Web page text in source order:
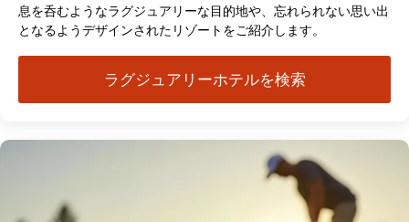
息を呑むようなラグジュアリーな目的地や、忘れられない思い出
となるようデザインされたリゾートをご紹介します。
ラグジュアリーホテルを検索